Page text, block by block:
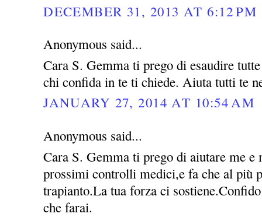
DECEMBER 31, 2013 AT 6:12 PM
Anonymous said...
Cara S. Gemma ti prego di esaudire
chi confida in te ti chiede. Aiuta tutti te
JANUARY 27, 2014 AT 10:54 AM
Anonymous said...
Cara S. Gemma ti prego di aiutare me e
prossimi controlli medici,e fa che al più
trapianto.La tua forza ci
che farai.